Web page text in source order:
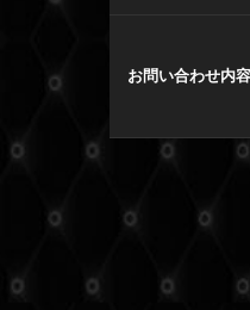
お問い合わせ内